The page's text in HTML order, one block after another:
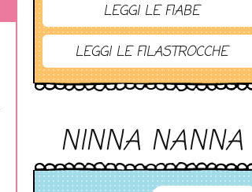
LEGGI LE FIABE
LEGGI LE FILASTROCCHE
NINNA NANNA